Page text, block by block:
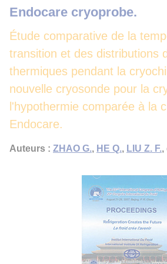
Étude comparative de la
transition et des distributions
thermiques pendant la
nouvelle cryosonde pour la
l'hypothermie comparée à la
Endocare.
Endocare cryoprobe.
Auteurs : ZHAO G., HE Q., LIU Z. F.,